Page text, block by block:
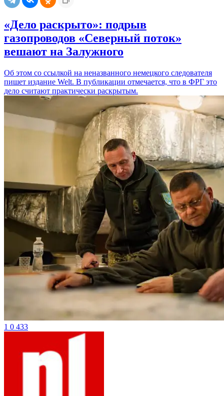
«Дело раскрыто»: подрыв
газопроводов «Северный поток»
вешают на Залужного
Об этом со ссылкой на неназванного немецкого следователя
пишет издание Welt. В публикации отмечается, что в ФРГ это
дело считают практически раскрытым.
1 0 433